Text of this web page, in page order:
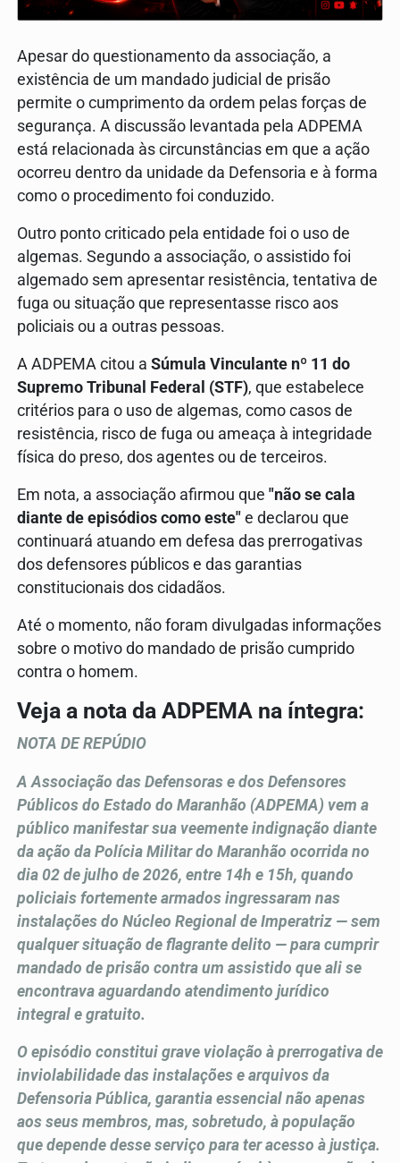
Apesar do questionamento da associação, a
existência de um mandado judicial de prisão
permite o cumprimento da ordem pelas forças de
segurança. A discussão levantada pela ADPEMA
está relacionada às circunstâncias em que a ação
ocorreu dentro da unidade da Defensoria e à forma
como o procedimento foi conduzido.
Outro ponto criticado pela entidade foi o uso de
algemas. Segundo a associação, o assistido foi
algemado sem apresentar resistência, tentativa de
fuga ou situação que representasse risco aos
policiais ou a outras pessoas.
A ADPEMA citou a Súmula Vinculante nº 11 do
Supremo Tribunal Federal (STF), que estabelece
critérios para o uso de algemas, como casos de
resistência, risco de fuga ou ameaça à integridade
física do preso, dos agentes ou de terceiros.
Em nota, a associação afirmou que "não se cala
diante de episódios como este" e declarou que
continuará atuando em defesa das prerrogativas
dos defensores públicos e das garantias
constitucionais dos cidadãos.
Até o momento, não foram divulgadas informações
sobre o motivo do mandado de prisão cumprido
contra o homem.
Veja a nota da ADPEMA na íntegra:
NOTA DE REPÚDIO
A Associação das Defensoras e dos Defensores
Públicos do Estado do Maranhão (ADPEMA) vem a
público manifestar sua veemente indignação diante
da ação da Polícia Militar do Maranhão ocorrida no
dia 02 de julho de 2026, entre 14h e 15h, quando
policiais fortemente armados ingressaram nas
instalações do Núcleo Regional de Imperatriz — sem
qualquer situação de flagrante delito — para cumprir
mandado de prisão contra um assistido que ali se
encontrava aguardando atendimento jurídico
integral e gratuito.
O episódio constitui grave violação à prerrogativa de
inviolabilidade das instalações e arquivos da
Defensoria Pública, garantia essencial não apenas
aos seus membros, mas, sobretudo, à população
que depende desse serviço para ter acesso à justiça.